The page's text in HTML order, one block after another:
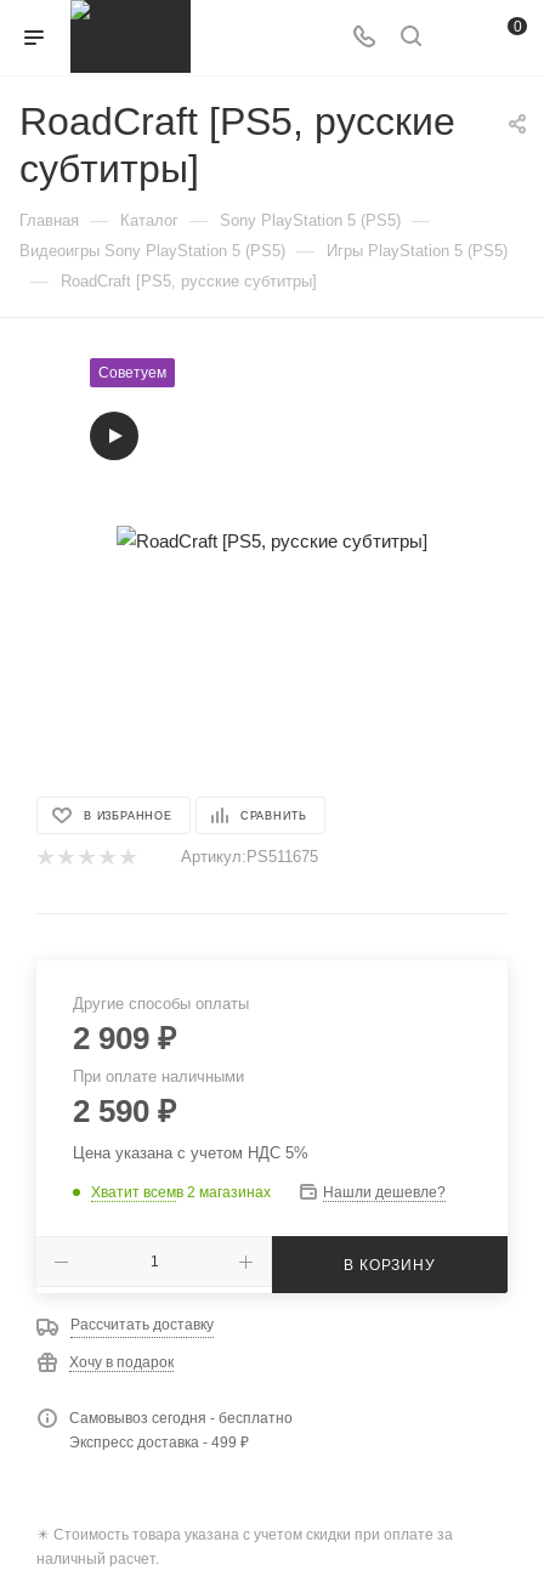
0
RoadCraft [PS5, русские
субтитры]
Главная — Каталог — Sony PlayStation 5 (PS5) —
Видеоигры Sony PlayStation 5 (PS5) — Игры PlayStation 5 (PS5)
— RoadCraft [PS5, русские субтитры]
Советуем
В ИЗБРАННОЕ СРАВНИТЬ
Артикул: PS511675
Другие способы оплаты
2 909 ₽
При оплате наличными
2 590 ₽
Цена указана с учетом НДС 5%
Хватит всемв 2 магазинах Нашли дешевле?
В КОРЗИНУ
Рассчитать доставку
Хочу в подарок
Самовывоз сегодня - бесплатно
Экспресс доставка - 499 ₽
✴️ Стоимость товара указана с учетом скидки при оплате за
наличный расчет.